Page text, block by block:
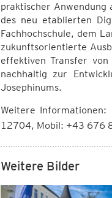
praktischer
des neu etablierten
Fachhochschule, dem
zukunftsorientierte
effektiven Transfer
nachhaltig zur
Josephinums.
Weitere
12704, Mobil: +43 676
Weitere Bilder